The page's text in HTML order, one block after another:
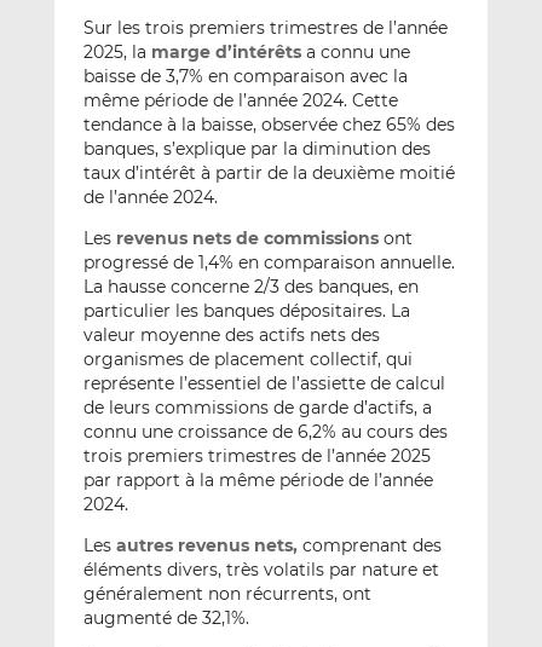
Sur les trois premiers trimestres de l’année
2025, la marge d’intérêtsa connu une
baisse de 3,7% en comparaison avec la
même période de l’année 2024. Cette
tendance à la baisse, observée chez 65% des
banques, s’explique par la diminution des
taux d’intérêt à partir de la deuxième moitié
de l’année 2024.
Les revenus nets de commissionsont
progressé de 1,4% en comparaison annuelle.
La hausse concerne 2/3 des banques, en
particulier les banques dépositaires. La
valeur moyenne des actifs nets des
organismes de placement collectif, qui
représente l’essentiel de l’assiette de calcul
de leurs commissions de garde d’actifs, a
connu une croissance de 6,2% au cours des
trois premiers trimestres de l’année 2025
par rapport à la même période de l’année
2024.
Les autres revenus nets, comprenant des
éléments divers, très volatils par nature et
généralement non récurrents, ont
augmenté de 32,1%.